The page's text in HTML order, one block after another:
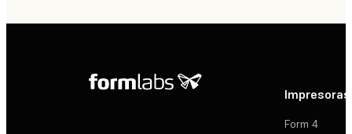
Impresoras
Form 4